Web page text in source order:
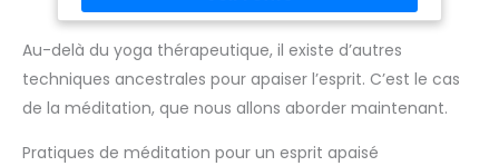
Au-delà du yoga thérapeutique, il existe d’autres
techniques ancestrales pour apaiser l’esprit. C’est le cas
de la méditation, que nous allons aborder maintenant.
Pratiques de méditation pour un esprit apaisé